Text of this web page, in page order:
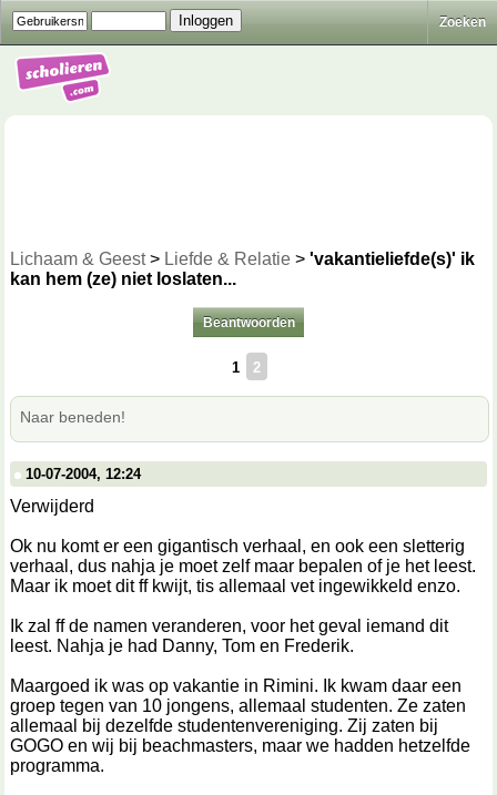
Zoeken
Lichaam & Geest> Liefde & Relatie > 'vakantieliefde(s)' ik
kan hem (ze) niet loslaten...
Beantwoorden
1 2
Naar beneden!
10-07-2004, 12:24
Verwijderd
Ok nu komt er een gigantisch verhaal, en ook een sletterig
verhaal, dus nahja je moet zelf maar bepalen of je het leest.
Maar ik moet dit ff kwijt, tis allemaal vet ingewikkeld enzo.
Ik zal ff de namen veranderen, voor het geval iemand dit
leest. Nahja je had Danny, Tom en Frederik.
Maargoed ik was op vakantie in Rimini. Ik kwam daar een
groep tegen van 10 jongens, allemaal studenten. Ze zaten
allemaal bij dezelfde studentenvereniging. Zij zaten bij
GOGO en wij bij beachmasters, maar we hadden hetzelfde
programma.